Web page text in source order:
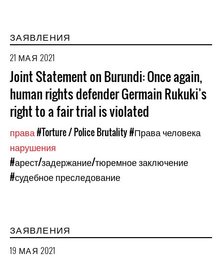
ЗАЯВЛЕНИЯ
21 МАЯ 2021
Joint Statement on Burundi: Once again,
human rights defender Germain Rukuki’s
right to a fair trial is violated
права#Torture / Police Brutality#Права человека
нарушения
#арест/задержание/тюремное заключение
#судебное преследование
ЗАЯВЛЕНИЯ
19 МАЯ 2021